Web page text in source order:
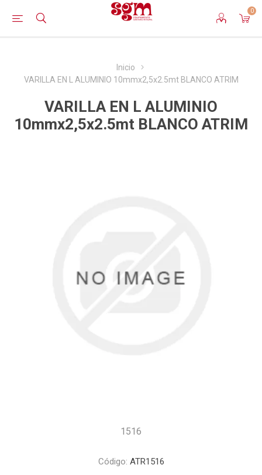
0
Inicio
VARILLA EN L ALUMINIO 10mmx2,5x2.5mt BLANCO ATRIM
VARILLA EN L ALUMINIO
10mmx2,5x2.5mt BLANCO ATRIM
1516
Código: ATR1516